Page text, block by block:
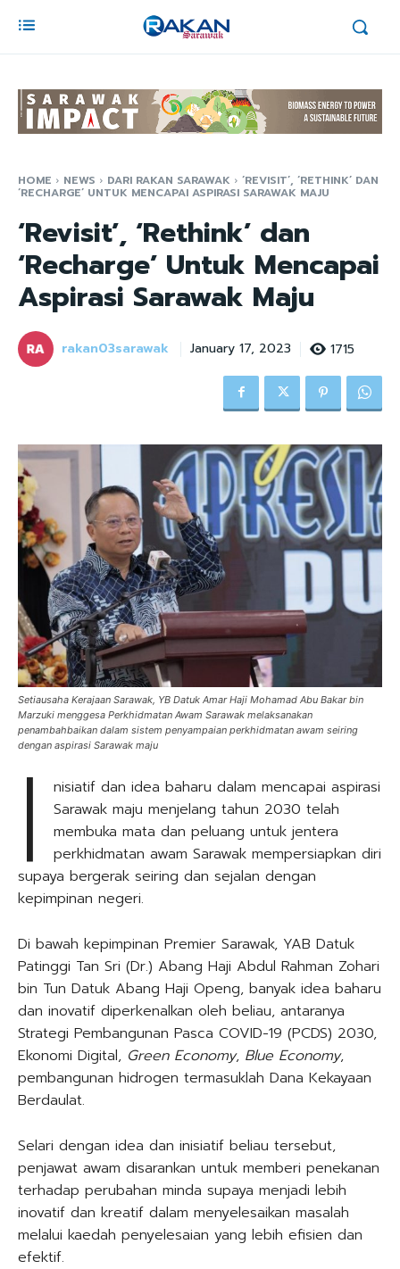
HOME NEWS DARI RAKAN SARAWAK ‘REVISIT’, ‘RETHINK’ DAN
‘RECHARGE’ UNTUK MENCAPAI ASPIRASI SARAWAK MAJU
‘Revisit’, ‘Rethink’ dan
‘Recharge’ Untuk Mencapai
Aspirasi Sarawak Maju
rakan03sarawak January 17, 2023 1715
Setiausaha Kerajaan Sarawak, YB Datuk Amar Haji Mohamad Abu Bakar bin
Marzuki menggesa Perkhidmatan Awam Sarawak melaksanakan
penambahbaikan dalam sistem penyampaian perkhidmatan awam seiring
dengan aspirasi Sarawak maju
I
nisiatif dan idea baharu dalam mencapai aspirasi
Sarawak maju menjelang tahun 2030 telah
membuka mata dan peluang untuk jentera
perkhidmatan awam Sarawak mempersiapkan diri
supaya bergerak seiring dan sejalan dengan
kepimpinan negeri.
Di bawah kepimpinan Premier Sarawak, YAB Datuk
Patinggi Tan Sri (Dr.) Abang Haji Abdul Rahman Zohari
bin Tun Datuk Abang Haji Openg, banyak idea baharu
dan inovatif diperkenalkan oleh beliau, antaranya
Strategi Pembangunan Pasca COVID-19 (PCDS) 2030,
Ekonomi Digital, Green Economy, Blue Economy,
pembangunan hidrogen termasuklah Dana Kekayaan
Berdaulat.
Selari dengan idea dan inisiatif beliau tersebut,
penjawat awam disarankan untuk memberi penekanan
terhadap perubahan minda supaya menjadi lebih
inovatif dan kreatif dalam menyelesaikan masalah
melalui kaedah penyelesaian yang lebih efisien dan
efektif.